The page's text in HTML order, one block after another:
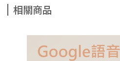
相關商品